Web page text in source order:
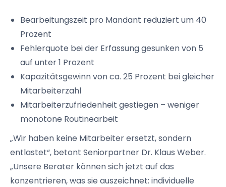
Bearbeitungszeit pro Mandant reduziert um 40
Prozent
Fehlerquote bei der Erfassung gesunken von 5
auf unter 1 Prozent
Kapazitätsgewinn von ca. 25 Prozent bei gleicher
Mitarbeiterzahl
Mitarbeiterzufriedenheit gestiegen – weniger
monotone Routinearbeit
„Wir haben keine Mitarbeiter ersetzt, sondern
entlastet“, betont Seniorpartner Dr. Klaus Weber.
„Unsere Berater können sich jetzt auf das
konzentrieren, was sie auszeichnet: individuelle